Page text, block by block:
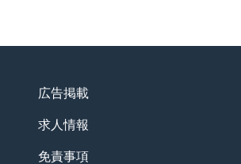
広告掲載
求人情報
免責事項